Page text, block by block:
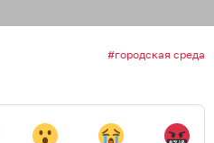
городская среда